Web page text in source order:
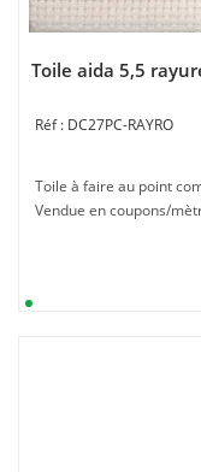
Toile aida 5,5
DC27PC-RAYRO
Toile à faire au point
Vendue en coupons/